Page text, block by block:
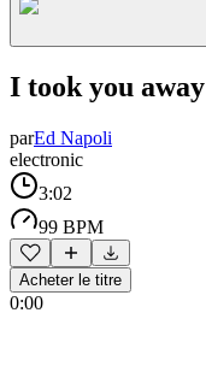
I took you away
parEd Napoli
electronic
3:02
99 BPM
Acheter le titre
0:00